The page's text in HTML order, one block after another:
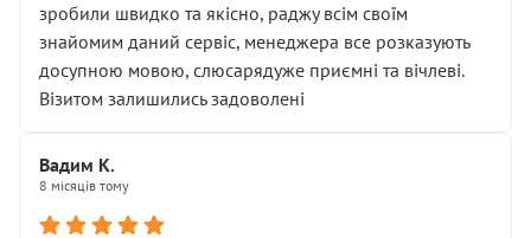
зробили швидко та якісно, раджу всім своїм
знайомим даний сервіс, менеджера все розказують
досупною мовою, слюсарядуже приємні та вічлеві.
Візитом залишились задоволені
Вадим К.
8 місяців тому